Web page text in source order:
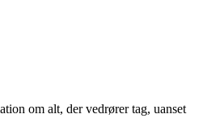
om alt, der vedrører tag, uanset